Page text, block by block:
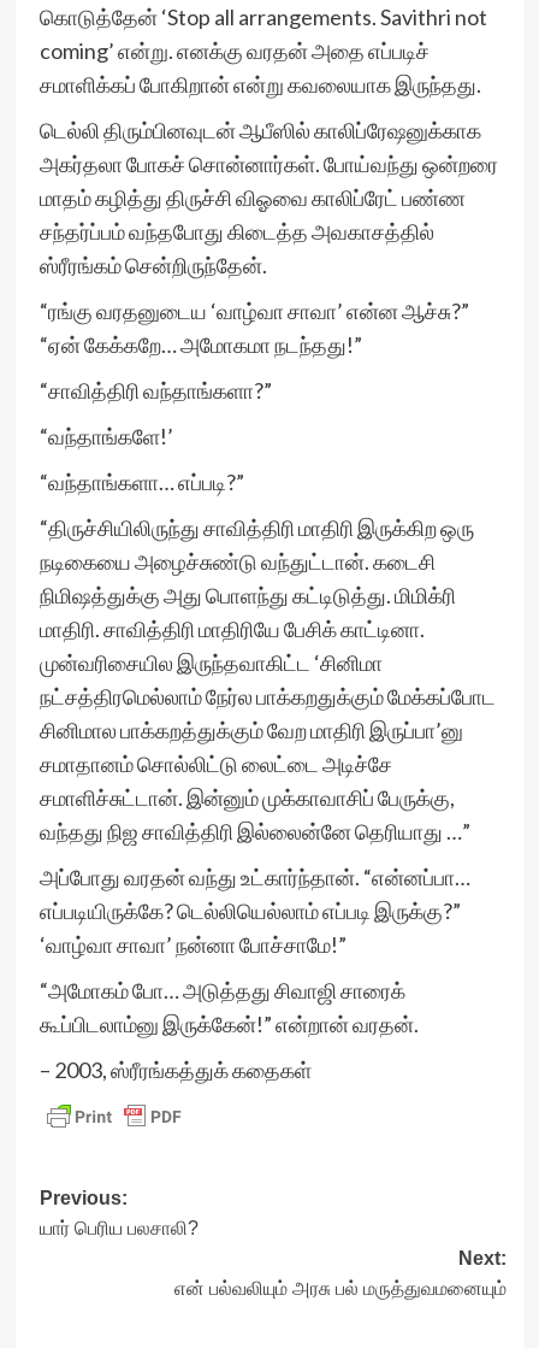
கொடுத்தேன் ‘Stop all arrangements. Savithri not
coming’ என்று. எனக்கு வரதன் அதை எப்படிச்
சமாளிக்கப் போகிறான் என்று கவலையாக இருந்தது.
டெல்லி திரும்பினவுடன் ஆபீஸில் காலிப்ரேஷனுக்காக
அகர்தலா போகச் சொன்னார்கள். போய்வந்து ஒன்றரை
மாதம் கழித்து திருச்சி விஓவை காலிப்ரேட் பண்ண
சந்தர்ப்பம் வந்தபோது கிடைத்த அவகாசத்தில்
ஸ்ரீரங்கம் சென்றிருந்தேன்.
“ரங்கு வரதனுடைய ‘வாழ்வா சாவா’ என்ன ஆச்சு?”
“ஏன் கேக்கறே… அமோகமா நடந்தது!”
“சாவித்திரி வந்தாங்களா?”
“வந்தாங்களே!’
“வந்தாங்களா… எப்படி?”
“திருச்சியிலிருந்து சாவித்திரி மாதிரி இருக்கிற ஒரு
நடிகையை அழைச்சுண்டு வந்துட்டான். கடைசி
நிமிஷத்துக்கு அது பொளந்து கட்டிடுத்து. மிமிக்ரி
மாதிரி. சாவித்திரி மாதிரியே பேசிக் காட்டினா.
முன்வரிசையில இருந்தவாகிட்ட ‘சினிமா
நட்சத்திரமெல்லாம் நேர்ல பாக்கறதுக்கும் மேக்கப்போட
சினிமால பாக்கறத்துக்கும் வேற மாதிரி இருப்பா’னு
சமாதானம் சொல்லிட்டு லைட்டை அடிச்சே
சமாளிச்சுட்டான். இன்னும் முக்காவாசிப் பேருக்கு,
வந்தது நிஜ சாவித்திரி இல்லைன்னே தெரியாது …”
அப்போது வரதன் வந்து உட்கார்ந்தான். “என்னப்பா…
எப்படியிருக்கே? டெல்லியெல்லாம் எப்படி இருக்கு?”
‘வாழ்வா சாவா’ நன்னா போச்சாமே!”
“அமோகம் போ… அடுத்தது சிவாஜி சாரைக்
கூப்பிடலாம்னு இருக்கேன்!” என்றான் வரதன்.
– 2003, ஸ்ரீரங்கத்துக் கதைகள்
Post
navigation
Previous:
யார் பெரிய பலசாலி?
Next:
என் பல்வலியும் அரசு பல் மருத்துவமனையும்